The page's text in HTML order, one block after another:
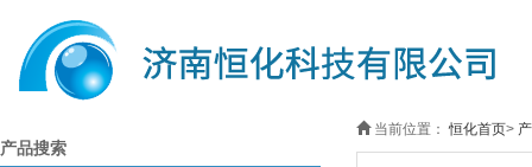
产品搜索
当前位置：恒化首页>